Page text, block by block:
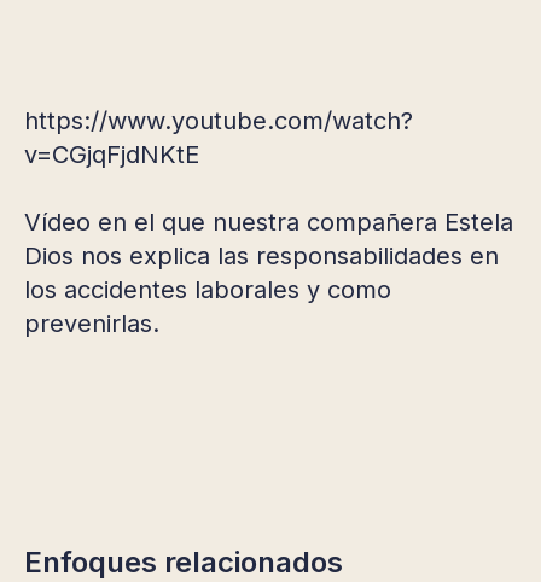
https://www.youtube.com/watch?
v=CGjqFjdNKtE
Vídeo en el que nuestra compañera Estela
Dios nos explica las responsabilidades en
los accidentes laborales y como
prevenirlas.
Enfoques relacionados